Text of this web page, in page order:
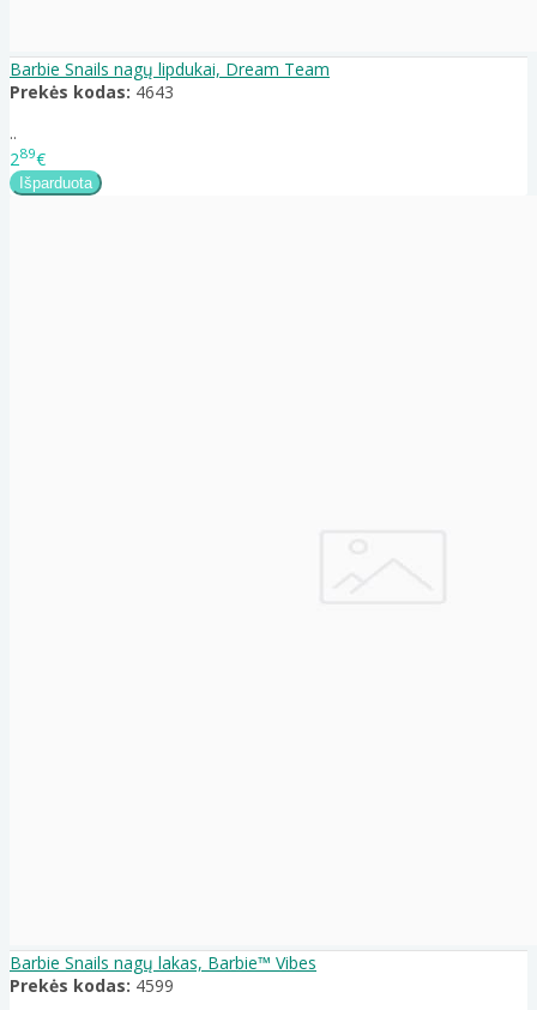
Barbie Snails nagų lipdukai, Dream Team
Prekės kodas: 4643
..
289€
Barbie Snails nagų lakas, Barbie™ Vibes
Prekės kodas: 4599